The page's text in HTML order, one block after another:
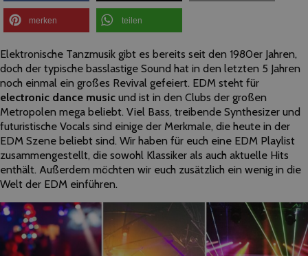
merken teilen
Elektronische Tanzmusik gibt es bereits seit den 1980er Jahren,
doch der typische basslastige Sound hat in den letzten 5 Jahren
noch einmal ein großes Revival gefeiert. EDM steht für
electronic dance music und ist in den Clubs der großen
Metropolen mega beliebt. Viel Bass, treibende Synthesizer und
futuristische Vocals sind einige der Merkmale, die heute in der
EDM Szene beliebt sind. Wir haben für euch eine EDM Playlist
zusammengestellt, die sowohl Klassiker als auch aktuelle Hits
enthält. Außerdem möchten wir euch zusätzlich ein wenig in die
Welt der EDM einführen.